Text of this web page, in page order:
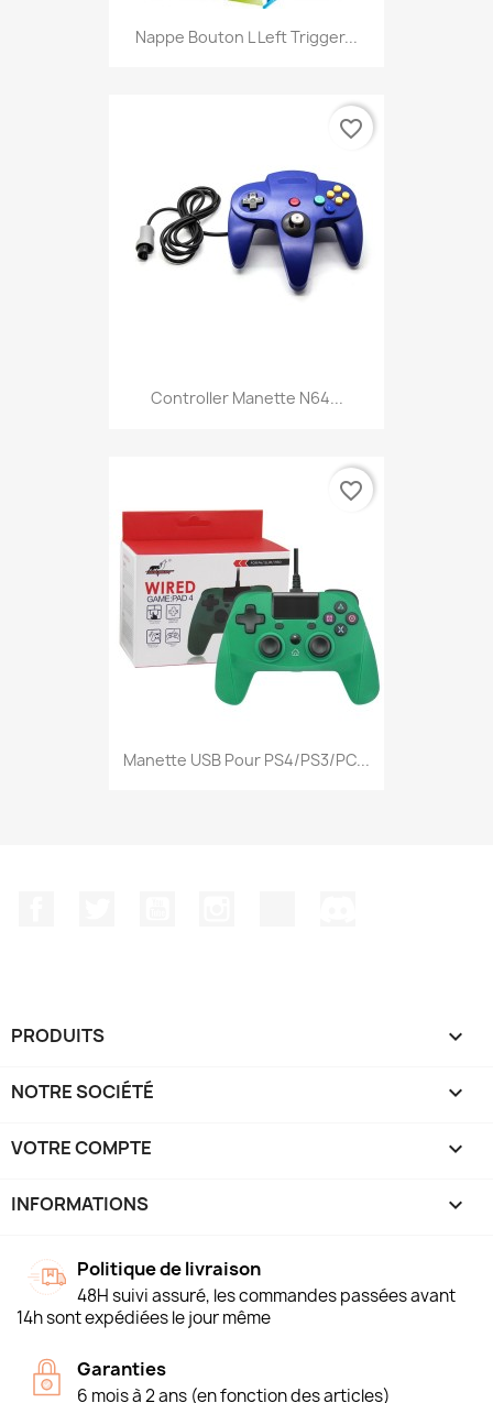
Nappe Bouton L Left Trigger...
Controller Manette N64...
favorite_border
Manette USB Pour PS4/PS3/PC...
favorite_border
PRODUITS 
NOTRE SOCIÉTÉ 
VOTRE COMPTE 
INFORMATIONS keyboard_arrow_down
Politique de livraison
48H suivi assuré, les commandes passées avant
14h sont expédiées le jour même
Garanties
6 mois à 2 ans (en fonction des articles)